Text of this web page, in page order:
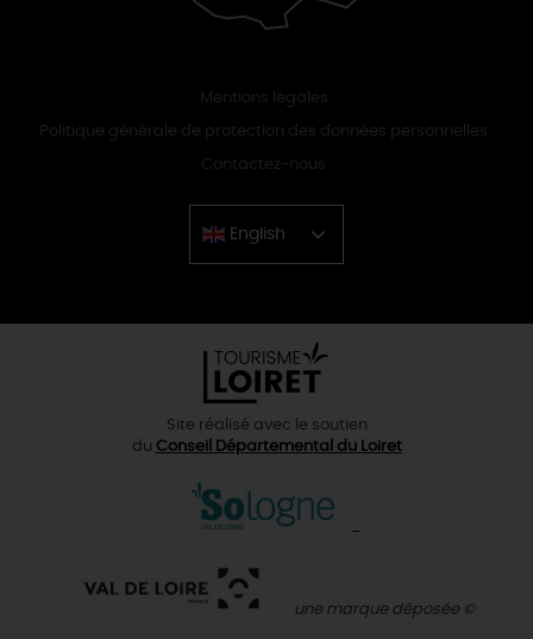
Mentions légales
Politique générale de protection des données personnelles
Contactez-nous
English
Chinese
Site réalisé avec le soutien
du Conseil Départemental du Loiret
une marque déposée ©